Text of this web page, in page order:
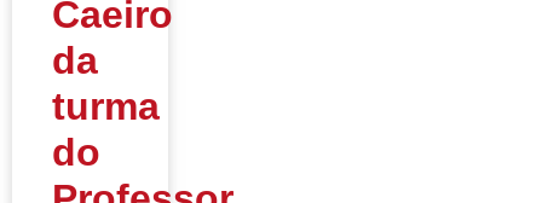
Caeiro
da
turma
do